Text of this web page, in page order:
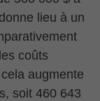
lieu à un
coûts
augmente
soit 460 643